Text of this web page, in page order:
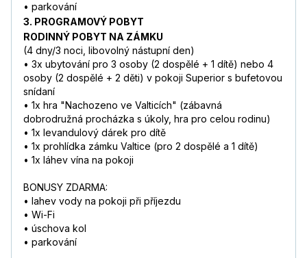
• parkování
3. PROGRAMOVÝ POBYT
RODINNÝ POBYT NA ZÁMKU
(4 dny/3 noci, libovolný nástupní den)
• 3x ubytování pro 3 osoby (2 dospělé + 1 dítě) nebo 4
osoby (2 dospělé + 2 děti) v pokoji Superior s bufetovou
snídaní
• 1x hra "Nachozeno ve Valticích" (zábavná
dobrodružná procházka s úkoly, hra pro celou rodinu)
• 1x levandulový dárek pro dítě
• 1x prohlídka zámku Valtice (pro 2 dospělé a 1 dítě)
• 1x láhev vína na pokoji
BONUSY ZDARMA:
• lahev vody na pokoji při příjezdu
• Wi-Fi
• úschova kol
• parkování